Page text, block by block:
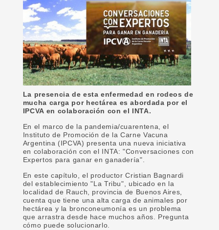
La presencia de esta enfermedad en rodeos de
mucha carga por hectárea es abordada por el
IPCVA en colaboración con el INTA.
En el marco de la pandemia/cuarentena, el
Instituto de Promoción de la Carne Vacuna
Argentina (IPCVA) presenta una nueva iniciativa
en colaboración con el INTA: "Conversaciones con
Expertos para ganar en ganadería".
En este capítulo, el productor Cristian Bagnardi
del establecimiento "La Tribu", ubicado en la
localidad de Rauch, provincia de Buenos Aires,
cuenta que tiene una alta carga de animales por
hectárea y la bronconeumonía es un problema
que arrastra desde hace muchos años. Pregunta
cómo puede solucionarlo.